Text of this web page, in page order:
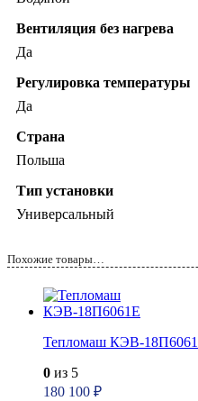
Вентиляция без нагрева
Да
Регулировка температуры
Да
Страна
Польша
Тип установки
Универсальный
Похожие товары…
Тепломаш КЭВ-
0 из 5
180 100 ₽